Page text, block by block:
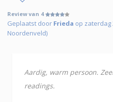
Review van 4
Geplaatst door Frieda op zaterdag
Noordenveld)
Aardig, warm persoon.
readings.